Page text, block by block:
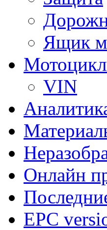
Ящик
VIN
Онлайн
EPC